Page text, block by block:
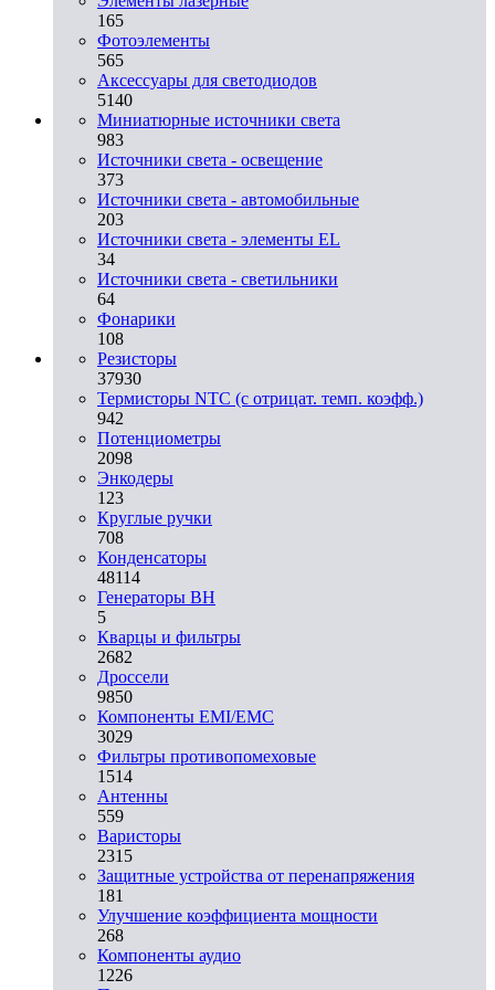
165
Фотоэлементы
565
Аксессуары для светодиодов
5140
Миниатюрные источники света
983
Источники света - освещение
373
Источники света - автомобильные
203
Источники света - элементы EL
34
Источники света - светильники
64
Фонарики
108
Резисторы
37930
Термисторы NTC (с отрицат. темп. коэфф.)
942
Потенциометры
2098
Энкодеры
123
Круглые ручки
708
Конденсаторы
48114
Генераторы ВН
5
Кварцы и фильтры
2682
Дроссели
9850
Компоненты EMI/EMC
3029
Фильтры противопомеховые
1514
Антенны
559
Варисторы
2315
Защитные устройства от перенапряжения
181
Улучшение коэффициента мощности
268
Компоненты аудио
1226